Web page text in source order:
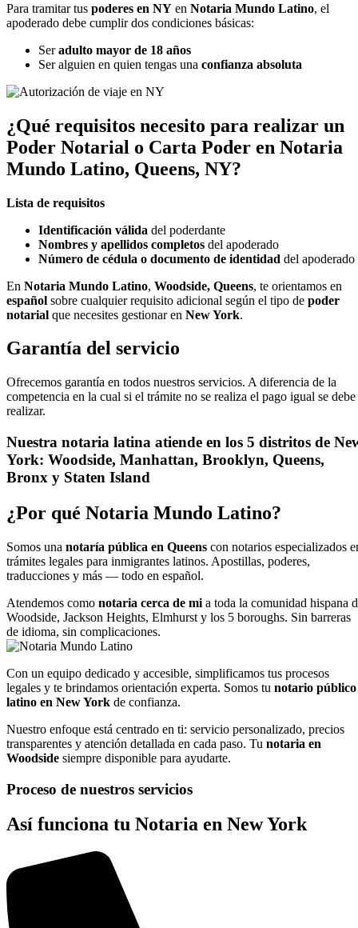
Para tramitar tus poderes en NY en Notaria Mundo Latino, el
apoderado debe cumplir dos condiciones básicas:
Seradulto mayor de 18 años
Ser alguien en quien tengas una confianza absoluta
¿Qué requisitos necesito para realizar un
Poder Notarial o Carta Poder en Notaria
Mundo Latino, Queens, NY?
Lista de requisitos
Identificación válida del poderdante
Nombres y apellidos completos del apoderado
Número de cédula o documento de identidad del apoderado
En Notaria Mundo Latino, Woodside, Queens, te orientamos en
español sobre cualquier requisito adicional según el tipo de poder
notarial que necesites gestionar en New York.
Garantía del servicio
Ofrecemos garantía en todos nuestros servicios. A diferencia de la
competencia en la cual si el trámite no se realiza el pago igual se debe
realizar.
Nuestra notaria latina atiende en los 5 distritos de
York: Woodside, Manhattan, Brooklyn, Queens,
Bronx y Staten Island
¿Por qué Notaria Mundo Latino?
Somos una notaría pública en Queens con notarios especializados
trámites legales para inmigrantes latinos. Apostillas, poderes,
traducciones y más — todo en español.
Atendemos como notaria cerca de mi a toda la comunidad hispana
Woodside, Jackson Heights, Elmhurst y los 5 boroughs. Sin barreras
de idioma, sin complicaciones.
Con un equipo dedicado y accesible, simplificamos tus procesos
legales y te brindamos orientación experta. Somos tu notario público
latino en New York de confianza.
Nuestro enfoque está centrado en ti: servicio personalizado, precios
transparentes y atención detallada en cada paso. Tu notaria en
Woodside siempre disponible para ayudarte.
Proceso de nuestros servicios
Así funciona tu Notaria en New York